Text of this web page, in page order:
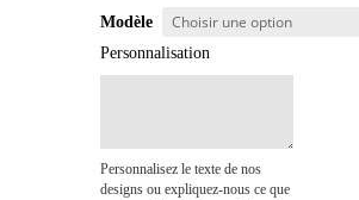
Modèle
Personnalisation
Personnalisez le texte de nos
designs ou expliquez-nous ce que